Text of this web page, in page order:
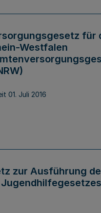
für
Westfalen
01. Juli 2016
zur Ausführung